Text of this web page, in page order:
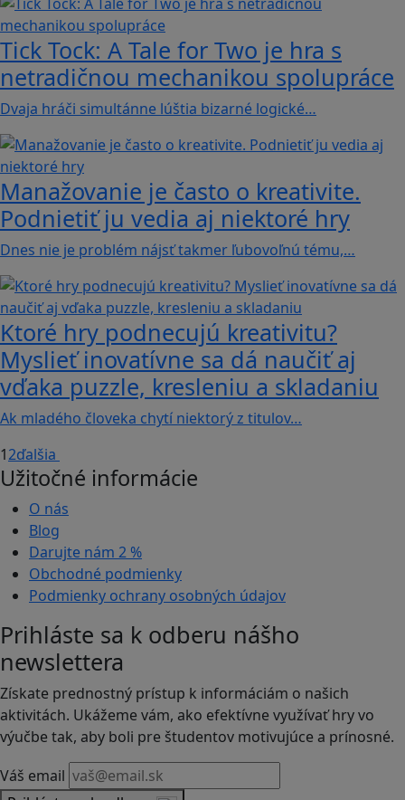
Tick Tock: A Tale for Tw‪o je hra s
netradičnou mechanikou spolupráce
Dvaja hráči simultánne lúštia bizarné logické…
Manažovanie je často o kreativite.
Podnietiť ju vedia aj niektoré hry
Dnes nie je problém nájsť takmer ľubovoľnú tému,…
Ktoré hry podnecujú kreativitu?
Myslieť inovatívne sa dá naučiť aj
vďaka puzzle, kresleniu a skladaniu
Ak mladého človeka chytí niektorý z titulov…
12ďalšia
Užitočné informácie
O nás
Blog
Darujte nám 2 %
Obchodné podmienky
Podmienky ochrany osobných údajov
Prihláste sa k odberu nášho
newslettera
Získate prednostný prístup k informáciám o našich
aktivitách. Ukážeme vám, ako efektívne využívať hry vo
výučbe tak, aby boli pre študentov motivujúce a prínosné.
Váš email